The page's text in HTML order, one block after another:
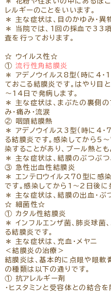
レルギーのことをいいます。
＊ 主な症状は、目のかゆみ・異
＊ 当院では、1回の採血で33
査を行っております。
☆ ウイルス性☆
① 流行性角結膜炎
＊ アデノウイルス8型（時に4・
ておこる結膜炎です。はやり目
～14日で発病します。
＊ 主な症状は、まぶたの裏側の
み・痛み・流涙
② 咽頭結膜熱
＊ アデノウイルス3型（時に4・
る結膜炎です。感染してから5
染することがあり、プール熱とも
＊ 主な症状は、結膜のぶつぶつ
③ 急性出血性結膜炎
＊ エンテロウイルス70型に感
です。感染してから1～2日後に
＊ 主な症状は、結膜の出血・ぶ
☆ 細菌性☆
① カタル性結膜炎
＊ インフルエンザ菌、肺炎球菌
る結膜炎です。
＊ 主な症状は、充血・メヤニ
＜結膜炎の治療＞
結膜炎は、基本的に点眼や眼軟
の種類は以下の通りです。
① 抗アレルギー剤
・ヒスタミンと受容体との結合